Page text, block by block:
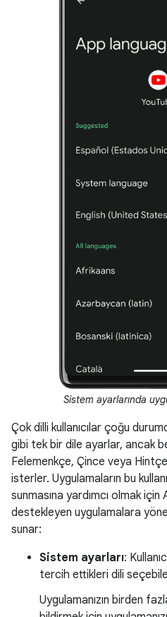
Sistem ayarlarında
Çok dilli kullanıcılar çoğu
gibi tek bir dile ayarlar, ancak
Felemenkçe, Çince veya
isterler. Uygulamaların bu
sunmasına yardımcı olmak
destekleyen uygulamalara
sunar:
Sistem ayarları:
tercih ettikleri dili
Uygulamanızın birden